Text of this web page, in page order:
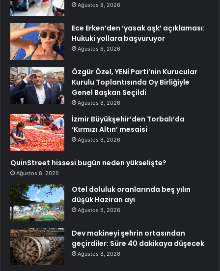
Ağustos 8, 2026
Ece Erken’den ‘yasak aşk’ açıklaması:
Hukuki yollara başvuruyor
Ağustos 8, 2026
Özgür Özel, YENİ Parti’nin Kurucular
Kurulu Toplantısında Oy Birliğiyle
Genel Başkan Seçildi
Ağustos 8, 2026
İzmir Büyükşehir’den Torbalı’da
‘Kırmızı Altın’ mesaisi
Ağustos 8, 2026
QuinStreet hissesi bugün neden yükselişte?
Ağustos 8, 2026
Otel doluluk oranlarında beş yılın
düşük Haziran ayı
Ağustos 8, 2026
Dev makineyi şehrin ortasından
geçirdiler: Süre 40 dakikaya düşecek
Ağustos 8, 2026